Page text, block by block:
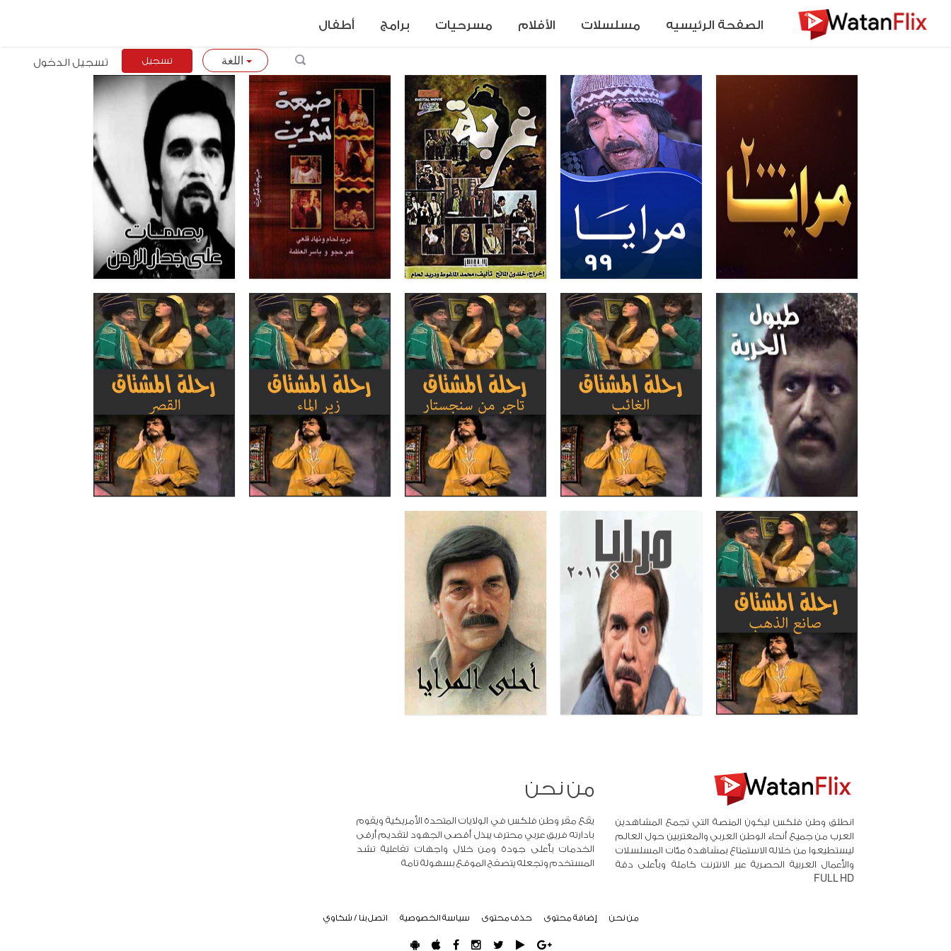
الصفحة الرئيسيه مسلسلات الأفلام مسرحيات برامج أطفال
اللغة تسجيل تسجيل الدخول
انطلق وطن فلكس ليكون المنصة التي تجمع المشاهدين
العرب من جميع أنحاء الوطن العربي والمغتربين حول العالم
ليستطيعوا من خلاله الاستمتاع بمشاهدة مئات المسلسلات
والأعمال العربية الحصرية عبر الانترنت كاملة وبأعلى دقة
FULL HD
من نحن
يقع مقر وطن فلكس في الولايات المتحدة الأمريكية ويقوم
بادارته فريق عربي محترف يبذل أقصى الجهود لتقديم أرقى
الخدمات بأعلى جودة ومن خلال واجهات تفاعلية تشد
المستخدم وتجعله يتصفح الموقع بسهولة تامة
من نحن إضافة محتوى حذف محتوى سياسة الخصوصية اتصل بنا / شكاوي